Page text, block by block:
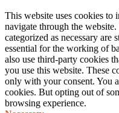
This website uses cookies to
navigate through the
categorized as necessary are
essential for the working of
also use third-party cookies
you use this website. These
only with your consent. You
cookies. But opting out of
browsing experience.